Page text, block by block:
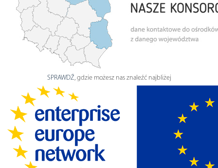
SPRAWDŹ, gdzie możesz nas znaleźć najbliżej